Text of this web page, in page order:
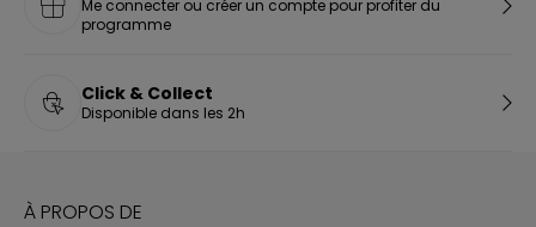
Me connecter ou créer un compte pour profiter du
programme
Click & Collect
Disponible dans les 2h
À PROPOS DE